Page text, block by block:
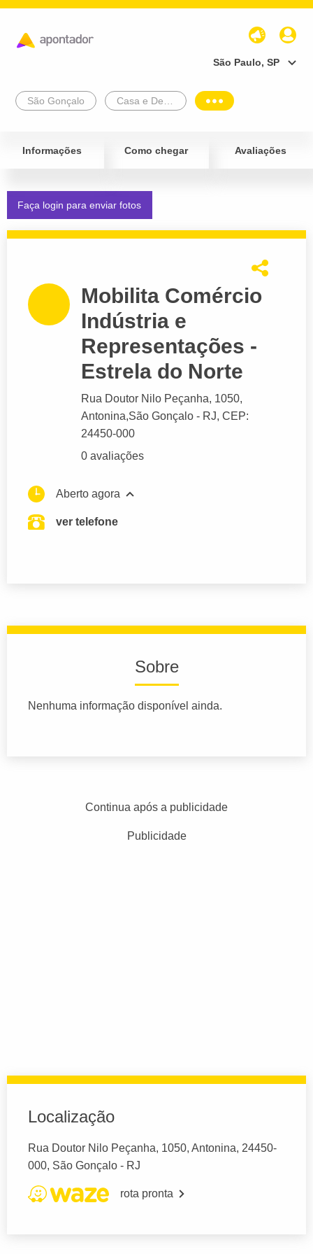
São Paulo, SP
São Gonçalo
Informações Como chegar Avaliações
Faça login para enviar fotos
Mobilita Comércio
Indústria e
Representações -
Estrela do Norte
Rua Doutor Nilo Peçanha, 1050,
Antonina,São Gonçalo - RJ, CEP:
24450-000
0 avaliações
Aberto agora
ver telefone
Sobre
Nenhuma informação disponível ainda.
Continua após a publicidade
Publicidade
Localização
Rua Doutor Nilo Peçanha, 1050, Antonina, 24450-
000, São Gonçalo - RJ
rota pronta